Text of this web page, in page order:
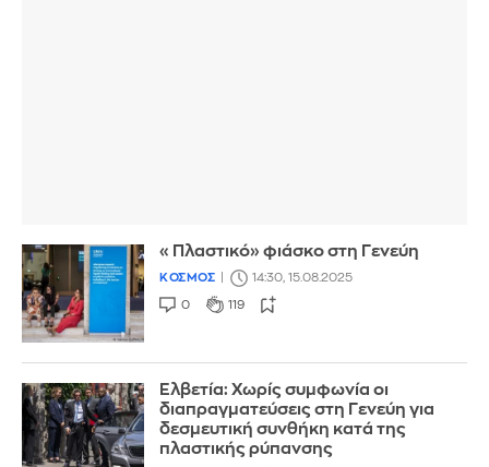
«Πλαστικό» φιάσκο στη Γενεύη
ΚΟΣΜΟΣ 14:30, 15.08.2025
0 119
Ελβετία: Χωρίς συμφωνία οι
διαπραγματεύσεις στη Γενεύη για
δεσμευτική συνθήκη κατά της
πλαστικής ρύπανσης